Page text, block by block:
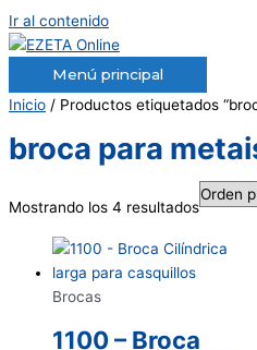
Ir al contenido
Menú principal
Inicio / Productos etiquetados
broca para
Mostrando los 4 resultados
Brocas
1100 – Broca